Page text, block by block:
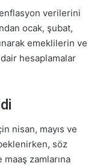
verilerini
ocak, şubat,
emeklilerin ve
dair hesaplamalar
nisan, mayıs ve
söz
zamlarına